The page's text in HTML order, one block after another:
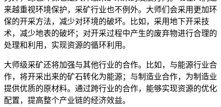
来越重视环境保护，采矿行业也不例外。大师们会采用更加环
保的开采方法，减少对环境的破坏。比如，采用地下开采技
术，减少地表的破坏；对开采过程中产生的废弃物进行合理的
处理和利用，实现资源的循环利用。
大师级采矿还将加强与其他行业的合作。比如，与能源行业合
作，将开采出来的矿石转化为能源；与制造业合作，为制造业
提供优质的原材料。通过跨行业的合作，能够实现资源的优化
配置，提高整个产业链的经济效益。